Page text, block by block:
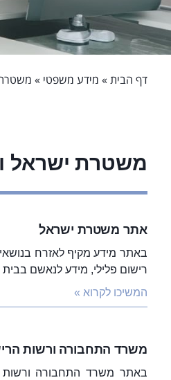
דף הבית » מידע משפטי » משטרת
משטרת ישראל
אתר משטרת ישראל
באתר מידע מקיף לאזרח
רישום פלילי, מידע לנאשם
המשיכו לקרוא »
משרד התחבורה ורשות
באתר משרד התחבורה ורשות